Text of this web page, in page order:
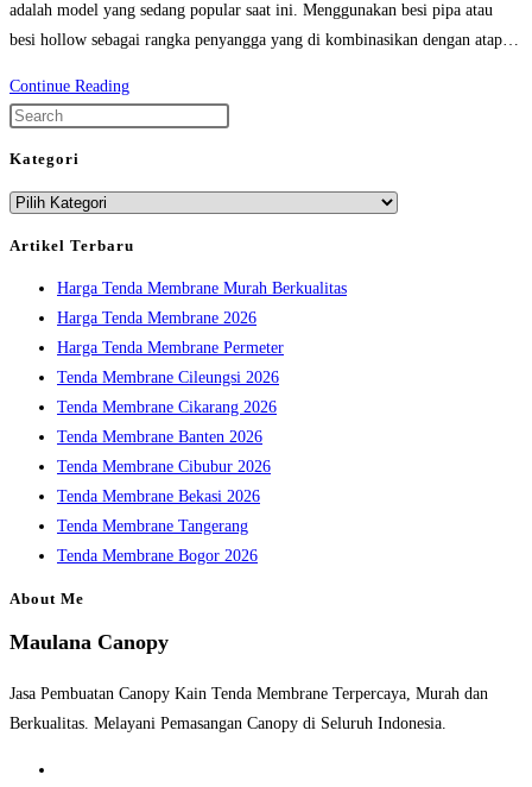
adalah model yang sedang popular saat ini. Menggunakan besi pipa atau
besi hollow sebagai rangka penyangga yang di kombinasikan dengan atap…
Continue ReadingTenda
panel.
Kategori
Kategori
Artikel Terbaru
Harga Tenda Membrane Murah Berkualitas
Harga Tenda Membrane 2026
Harga Tenda Membrane Permeter
Tenda Membrane Cileungsi 2026
Tenda Membrane Cikarang 2026
Tenda Membrane Banten 2026
Tenda Membrane Cibubur 2026
Tenda Membrane Bekasi 2026
Tenda Membrane Tangerang
Tenda Membrane Bogor 2026
About Me
Maulana Canopy
Jasa Pembuatan Canopy Kain Tenda Membrane Terpercaya, Murah dan
Berkualitas. Melayani Pemasangan Canopy di Seluruh Indonesia.